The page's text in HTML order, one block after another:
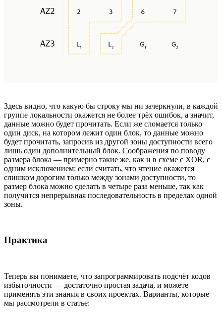
Здесь видно, что какую бы строку мы ни зачеркнули, в каждой
группе локальности окажется не более трёх ошибок, а значит,
данные можно будет прочитать. Если же сломается только
один диск, на котором лежит один блок, то данные можно
будет прочитать, запросив из другой зоны доступности всего
лишь один дополнительный блок. Соображения по поводу
размера блока — примерно такие же, как и в схеме с XOR, с
одним исключением: если считать, что чтение окажется
слишком дорогим только между зонами доступности, то
размер блока можно сделать в четыре раза меньше, так как
получится непрерывная последовательность в пределах одной
зоны.
Практика
Теперь вы понимаете, что запрограммировать подсчёт кодов
избыточности — достаточно простая задача, и можете
применять эти знания в своих проектах. Варианты, которые
мы рассмотрели в статье: